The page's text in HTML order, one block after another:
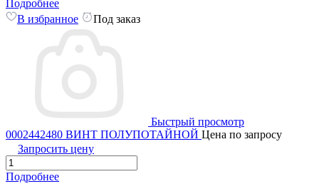
Подробнее
В избранное
Под заказ
Быстрый просмотр
0002442480 ВИНТ ПОЛУПОТАЙНОЙ Цена по запросу
Запросить цену
Подробнее